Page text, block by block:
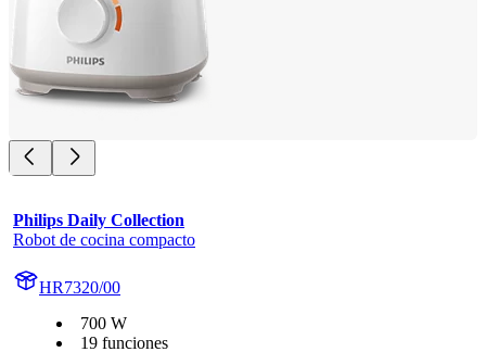
Philips Daily Collection
Robot de cocina compacto
HR7320/00
700 W
19 funciones